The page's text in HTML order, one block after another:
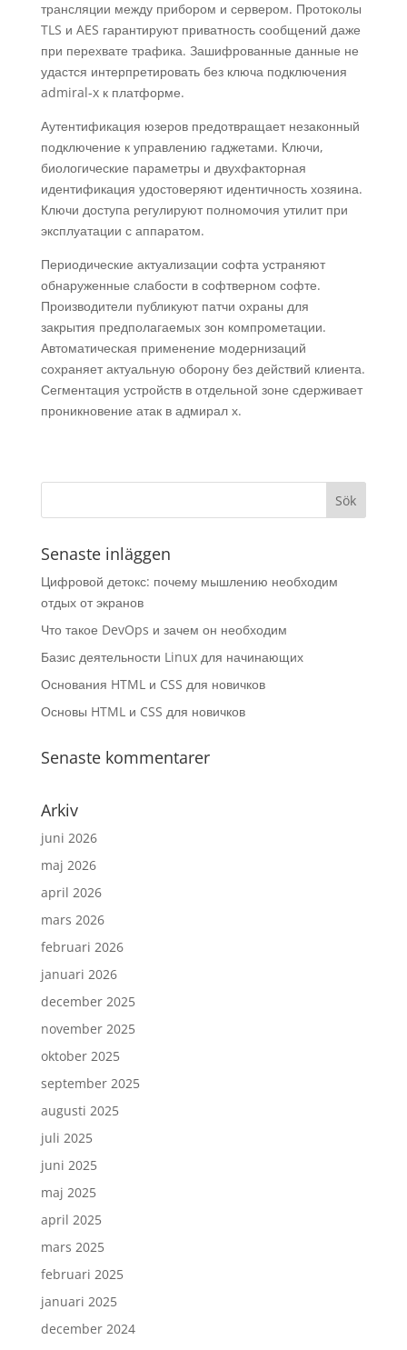
трансляции между прибором и сервером. Протоколы
TLS и AES гарантируют приватность сообщений даже
при перехвате трафика. Зашифрованные данные не
удастся интерпретировать без ключа подключения
admiral-x к платформе.
Аутентификация юзеров предотвращает незаконный
подключение к управлению гаджетами. Ключи,
биологические параметры и двухфакторная
идентификация удостоверяют идентичность хозяина.
Ключи доступа регулируют полномочия утилит при
эксплуатации с аппаратом.
Периодические актуализации софта устраняют
обнаруженные слабости в софтверном софте.
Производители публикуют патчи охраны для
закрытия предполагаемых зон компрометации.
Автоматическая применение модернизаций
сохраняет актуальную оборону без действий клиента.
Сегментация устройств в отдельной зоне сдерживает
проникновение атак в адмирал х.
Senaste inläggen
Цифровой детокс: почему мышлению необходим
отдых от экранов
Что такое DevOps и зачем он необходим
Базис деятельности Linux для начинающих
Основания HTML и CSS для новичков
Основы HTML и CSS для новичков
Senaste kommentarer
Arkiv
juni 2026
maj 2026
april 2026
mars 2026
februari 2026
januari 2026
december 2025
november 2025
oktober 2025
september 2025
augusti 2025
juli 2025
juni 2025
maj 2025
april 2025
mars 2025
februari 2025
januari 2025
december 2024